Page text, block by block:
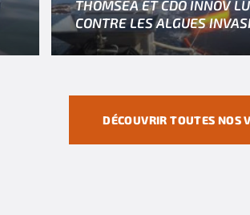
THOMSEA ET CDO INNOV
CONTRE LES ALGUES
DÉCOUVRIR TOUTES NOS